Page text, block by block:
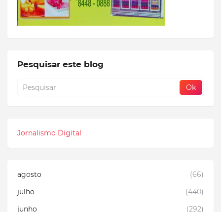
Pesquisar este blog
Jornalismo Digital
agosto
(66)
julho
(440)
junho
(292)